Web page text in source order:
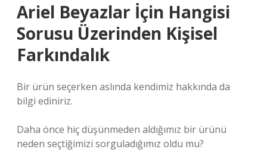
Ariel Beyazlar İçin Hangisi
Sorusu Üzerinden Kişisel
Farkındalık
Bir ürün seçerken aslında kendimiz hakkında da
bilgi ediniriz.
Daha önce hiç düşünmeden aldığımız bir ürünü
neden seçtiğimizi sorguladığımız oldu mu?